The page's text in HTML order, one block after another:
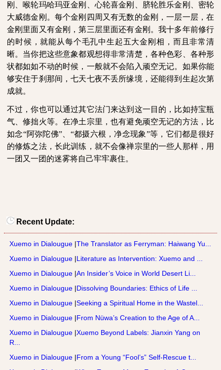
刚、喉轮玛哈玛亚金刚、心轮喜金刚、脐轮胜乐金刚、密轮
大威德金刚。每个金刚四周又有无数的金刚，一层一层，在
金刚里面又有金刚，第三层里面还有金刚。我十多年前修行
的时候，就能从每个毛孔中生起五大金刚相，而且非常清
晰。当你把这些意象都观想得非常清楚，各种色彩、各种形
状都如如不动的时候，一般就不会陷入顽空无记。如果你能
够安住于刹那间，七天七夜不丢所缘境，还能得到生起次第
成就。
不过，你也可以通过其它法门来达到这一目的，比如持宝瓶
气、修拙火等。在净土宗里，也有避免顽空无记的方法，比
如念“阿弥陀佛”、“都摄六根，净念现象”等，它们都是很好
的修炼之法，长此训练，就不会像禅宗里的一些人那样，用
一团又一团的迷雾将自己牢牢裹住。
Recent Update:
Xuemo in Dialougue |The Translator as Ferryman: Haiwang Yu...
Xuemo in Dialougue |Literature as Intervention: Xuemo and ...
Xuemo in Dialougue |An Insider’s Voice in World Desert Li...
Xuemo in Dialougue |Dissolving Boundaries: Ethics of Life ...
Xuemo in Dialougue |Seeking a Spiritual Home in the Wastel...
Xuemo in Dialougue |From Nüwa’s Creation to the Age of A...
Xuemo in Dialougue |Xuemo Beyond Labels: Jianxin Yang on
R...
Xuemo in Dialougue |From a Young “Fool’s” Self-Rescue t...